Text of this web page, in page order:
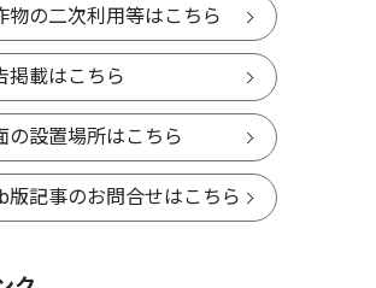
物の二次利用等はこちら
掲載はこちら
の設置場所はこちら
版記事のお問合せはこちら